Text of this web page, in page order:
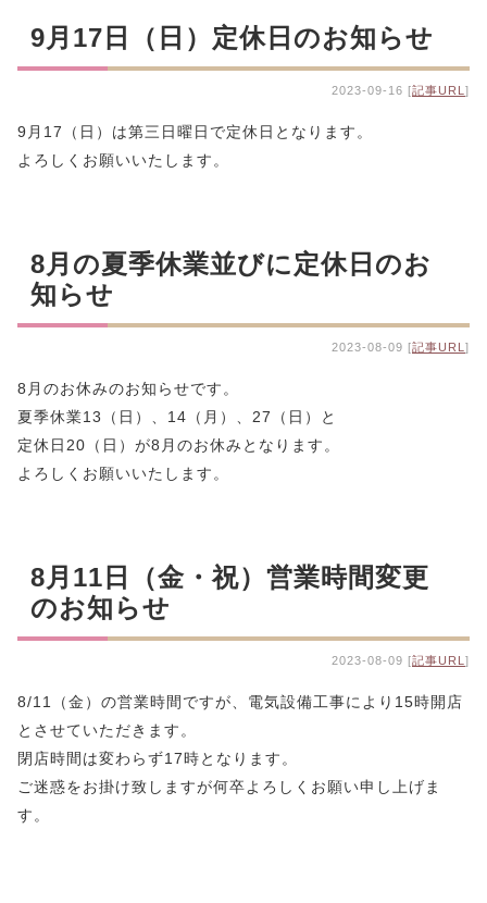
9月17日（日）定休日のお知らせ
2023-09-16 [記事URL ]
9月17（日）は第三日曜日で定休日となります。
よろしくお願いいたします。
8月の夏季休業並びに定休日のお
知らせ
2023-08-09 [記事URL ]
8月のお休みのお知らせです。
夏季休業13（日）、14（月）、27（日）と
定休日20（日）が8月のお休みとなります。
よろしくお願いいたします。
8月11日（金・祝）営業時間変更
のお知らせ
2023-08-09 [記事URL ]
8/11（金）の営業時間ですが、電気設備工事により15時開店
とさせていただきます。
閉店時間は変わらず17時となります。
ご迷惑をお掛け致しますが何卒よろしくお願い申し上げま
す。